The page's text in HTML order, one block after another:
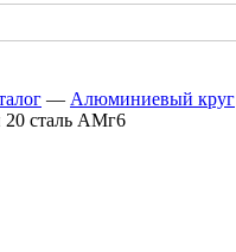
— Алюминиевый круг
сталь АМг6